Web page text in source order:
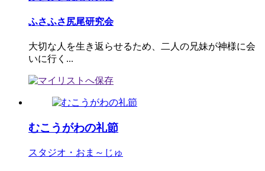
ふさふさ尻尾研究会
大切な人を生き返らせるため、二人の兄妹が神様に会
いに行く...
むこうがわの礼節
スタジオ・おま～じゅ